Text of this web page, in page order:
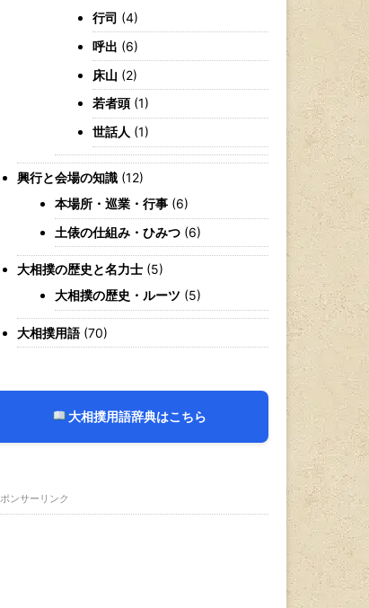
行司 (4)
呼出 (6)
床山 (2)
若者頭 (1)
世話人 (1)
興行と会場の知識 (12)
本場所・巡業・行事 (6)
土俵の仕組み・ひみつ (6)
大相撲の歴史と名力士 (5)
大相撲の歴史・ルーツ (5)
大相撲用語 (70)
大相撲用語辞典はこちら
ンサーリンク